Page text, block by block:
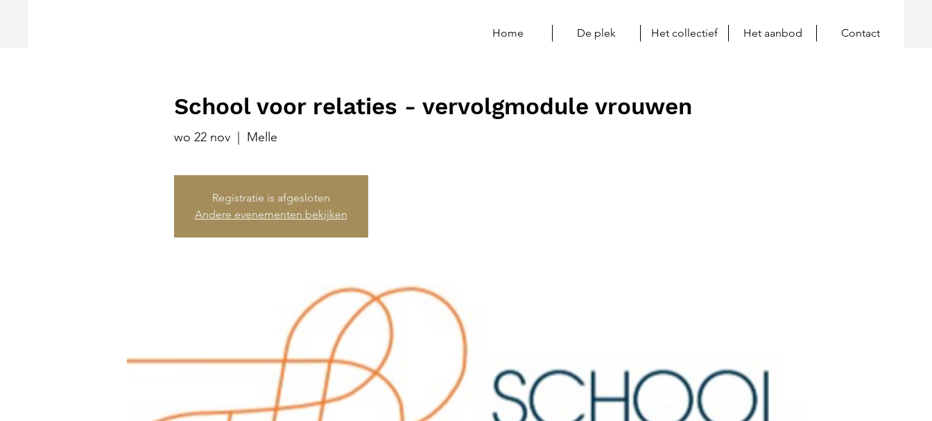
Home De plek Het collectief Het aanbod Contact
School voor relaties - vervolgmodule vrouwen
wo 22 nov
  |
Melle
Registratie is afgesloten
Andere evenementen bekijken